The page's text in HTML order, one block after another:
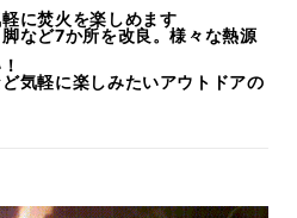
に焚火を楽しめます
など7か所を改良。様々な熱源
気軽に楽しみたいアウトドアの